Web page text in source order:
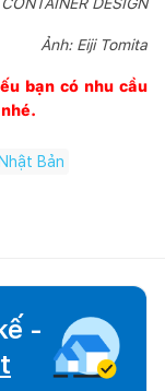
Ảnh: Eiji Tomita
bạn có nhu cầu
Bản
-